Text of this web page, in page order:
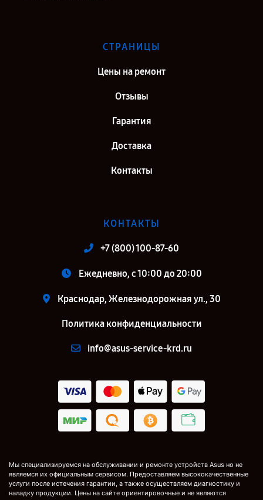
СТРАНИЦЫ
Цены на ремонт
Отзывы
Гарантия
Доставка
Контакты
КОНТАКТЫ
+7 (800) 100-87-60
Ежедневно, с 10:00 до 20:00
Краснодар, Железнодорожная ул., 30
Политика конфиденциальности
info@asus-service-krd.ru
Мы специализируемся на обслуживании и ремонте устройств Asus но не
являемся их официальным сервисом. Предоставляем высококачественные
услуги после истечения гарантии, а также осуществляем диагностику и
наладку продукции. Цены на сайте ориентировочные и не являются